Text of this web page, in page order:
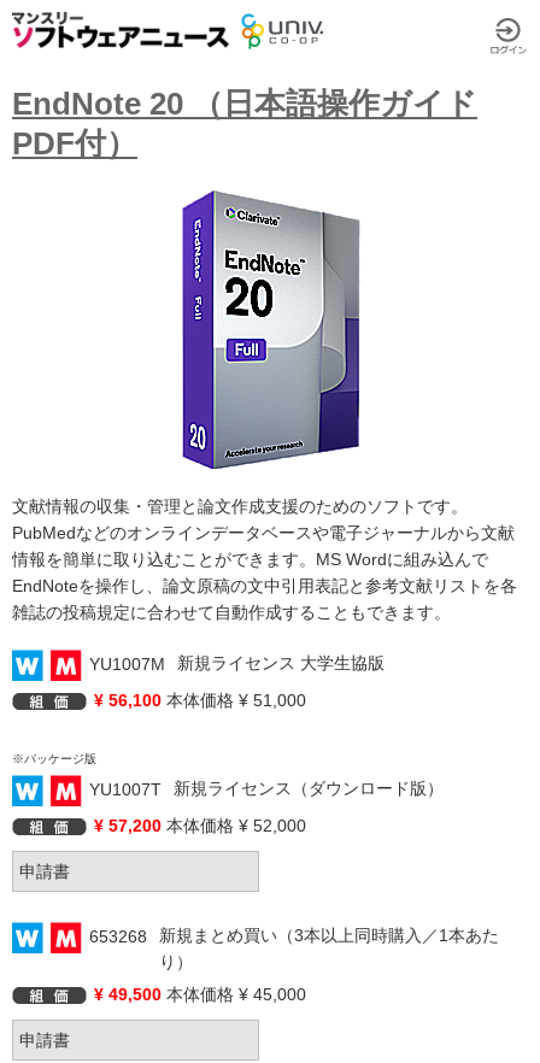
EndNote 20 （日本語操作ガイド
PDF付）
文献情報の収集・管理と論文作成支援のためのソフトです。
PubMedなどのオンラインデータベースや電子ジャーナルから文献
情報を簡単に取り込むことができます。MS Wordに組み込んで
EndNoteを操作し、論文原稿の文中引用表記と参考文献リストを各
雑誌の投稿規定に合わせて自動作成することもできます。
YU1007M
新規ライセンス 大学生協版
¥ 56,100 本体価格 ¥ 51,000
※パッケージ版
YU1007T
新規ライセンス（ダウンロード版）
¥ 57,200 本体価格 ¥ 52,000
653268
新規まとめ買い（3本以上同時購入／1本あた
り）
¥ 49,500 本体価格 ¥ 45,000